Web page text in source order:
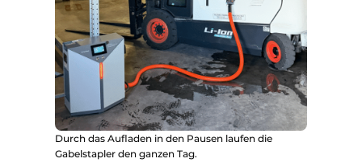
Durch das Aufladen in den Pausen laufen die
Gabelstapler den ganzen Tag.